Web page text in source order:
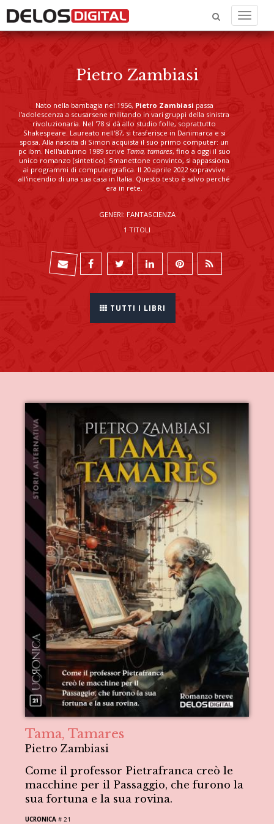
Menu
Pietro Zambiasi
Nato nella bambagia nel 1956, Pietro Zambiasi passa
l’adolescenza a scusarsene militando in vari gruppi della sinistra
rivoluzionaria. Nel '78 si dà allo studio folle, soprattutto
Shakespeare. Laureato nell'87, si trasferisce in Danimarca e si
sposa. Alla nascita di Simon acquista il suo primo computer: un
pc ibm. Nell'autunno 1989 scrive Tama, tamares, fino a oggi il suo
unico romanzo (sintetico). Smanettone convinto, si appassiona
ai programmi di computergrafica. Il 20 aprile 2022 sopravvive
all'incendio di una sua casa in Italia. Questo testo è salvo perché
era in rete.
GENERI: FANTASCIENZA
1 TITOLI
TUTTI I LIBRI
Tama, Tamares
Pietro Zambiasi
Come il professor Pietrafranca creò le
macchine per il Passaggio, che furono la
sua fortuna e la sua rovina.
UCRONICA # 21